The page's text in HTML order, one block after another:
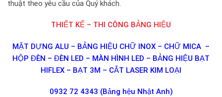
thuật theo yêu cầu của Quý khách.
THIẾT KẾ – THI CÔNG BẢNG HIỆU
MẶT DỰNG ALU – BẢNG HIỆU CHỮ INOX – CHỮ MICA –
HỘP ĐÈN – ĐÈN LED – MÀN HÌNH LED – BẢNG HIỆU BẠT
HIFLEX – BẠT 3M – CẮT LASER KIM LOẠI
0932 72 4343 (Bảng hệu Nhật Anh)